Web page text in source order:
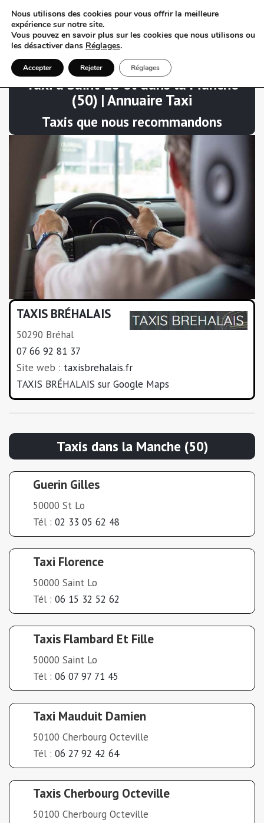
Taxi à Saint-Lô et dans la Manche
(50) | Annuaire Taxi
Taxis que nous recommandons
TAXIS BRÉHALAIS
50290 Bréhal
07 66 92 81 37
Site web : taxisbrehalais.fr
TAXIS BRÉHALAIS sur Google Maps
Taxis dans la Manche (50)
Guerin Gilles
50000 St Lo
Tél : 02 33 05 62 48
Taxi Florence
50000 Saint Lo
Tél : 06 15 32 52 62
Taxis Flambard Et Fille
50000 Saint Lo
Tél : 06 07 97 71 45
Taxi Mauduit Damien
50100 Cherbourg Octeville
Tél : 06 27 92 42 64
Taxis Cherbourg Octeville
50100 Cherbourg Octeville
Nous utilisons des cookies pour vous offrir la meilleure
expérience sur notre site.
Vous pouvez en savoir plus sur les cookies que nous utilisons ou
les désactiver dans Réglages.
Accepter Rejeter Réglages